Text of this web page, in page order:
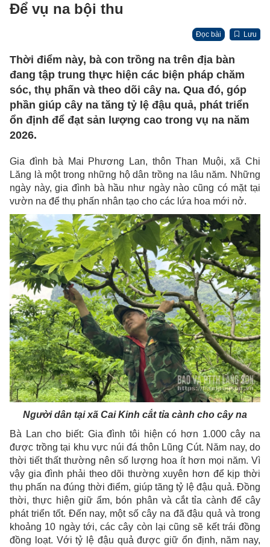
Để vụ na bội thu
Đọc bài Lưu
Thời điểm này, bà con trồng na trên địa bàn
đang tập trung thực hiện các biện pháp chăm
sóc, thụ phấn và theo dõi cây na. Qua đó, góp
phần giúp cây na tăng tỷ lệ đậu quả, phát triển
ổn định để đạt sản lượng cao trong vụ na năm
2026.
Gia đình bà Mai Phương Lan, thôn Than Muội, xã Chi
Lăng là một trong những hộ dân trồng na lâu năm. Những
ngày này, gia đình bà hầu như ngày nào cũng có mặt tại
vườn na để thụ phấn nhân tạo cho các lứa hoa mới nở.
Người dân tại xã Cai Kinh cắt tỉa cành cho cây na
Bà Lan cho biết: Gia đình tôi hiện có hơn 1.000 cây na
được trồng tại khu vực núi đá thôn Lũng Cút. Năm nay, do
thời tiết thất thường nên số lượng hoa ít hơn mọi năm. Vì
vậy gia đình phải theo dõi thường xuyên hơn để kịp thời
thụ phấn na đúng thời điểm, giúp tăng tỷ lệ đậu quả. Đồng
thời, thực hiện giữ ẩm, bón phân và cắt tỉa cành để cây
phát triển tốt. Đến nay, một số cây na đã đậu quả và trong
khoảng 10 ngày tới, các cây còn lại cũng sẽ kết trái đồng
đồng loạt. Với tỷ lệ đậu quả được giữ ổn định, năm nay,